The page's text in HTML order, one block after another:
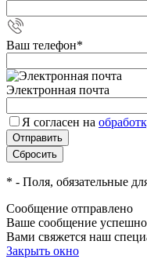
Ваш телефон*
Электронная почта
Я согласен на
* - Поля, обязательные
Сообщение отправлено
Ваше сообщение
Вами свяжется наш
Закрыть окно